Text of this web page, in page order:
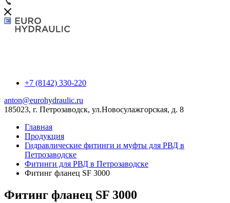
+7 (8142) 330-220
anton@eurohydraulic.ru
185023, г. Петрозаводск, ул.Новосулажгорская, д. 8
Главная
Продукция
Гидравлические фитинги и муфты для РВД в
Петрозаводске
Фитинги для РВД в Петрозаводске
Фитинг фланец SF 3000
Фитинг фланец SF 3000